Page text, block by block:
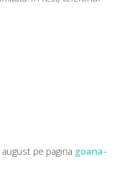
pe pagina goana-